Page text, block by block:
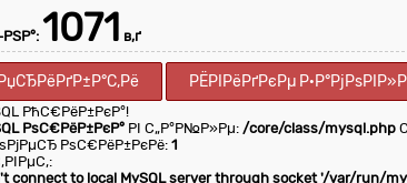
1071 в‚ґ
РџСЂРёРґР±Р°С‚Рё РЁРІРёРґРєРµ
РћС€РёР±РєР°!
РѕС€РёР±РєР° РІ С„Р°Р№Р»Рµ:/core/class/mysql.php
РѕС€РёР±РєРё:1
connect to local MySQL server through socket '/var/run/